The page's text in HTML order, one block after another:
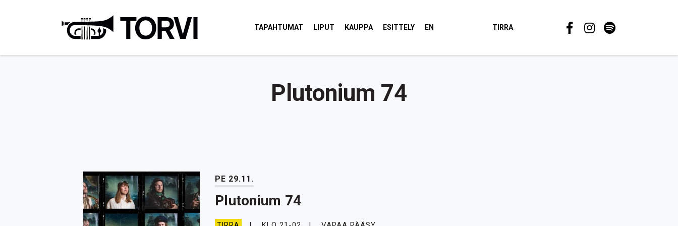
TAPAHTUMAT LIPUT KAUPPA ESITTELY EN TIRRA
Plutonium 74
PE 29.11.
Plutonium 74